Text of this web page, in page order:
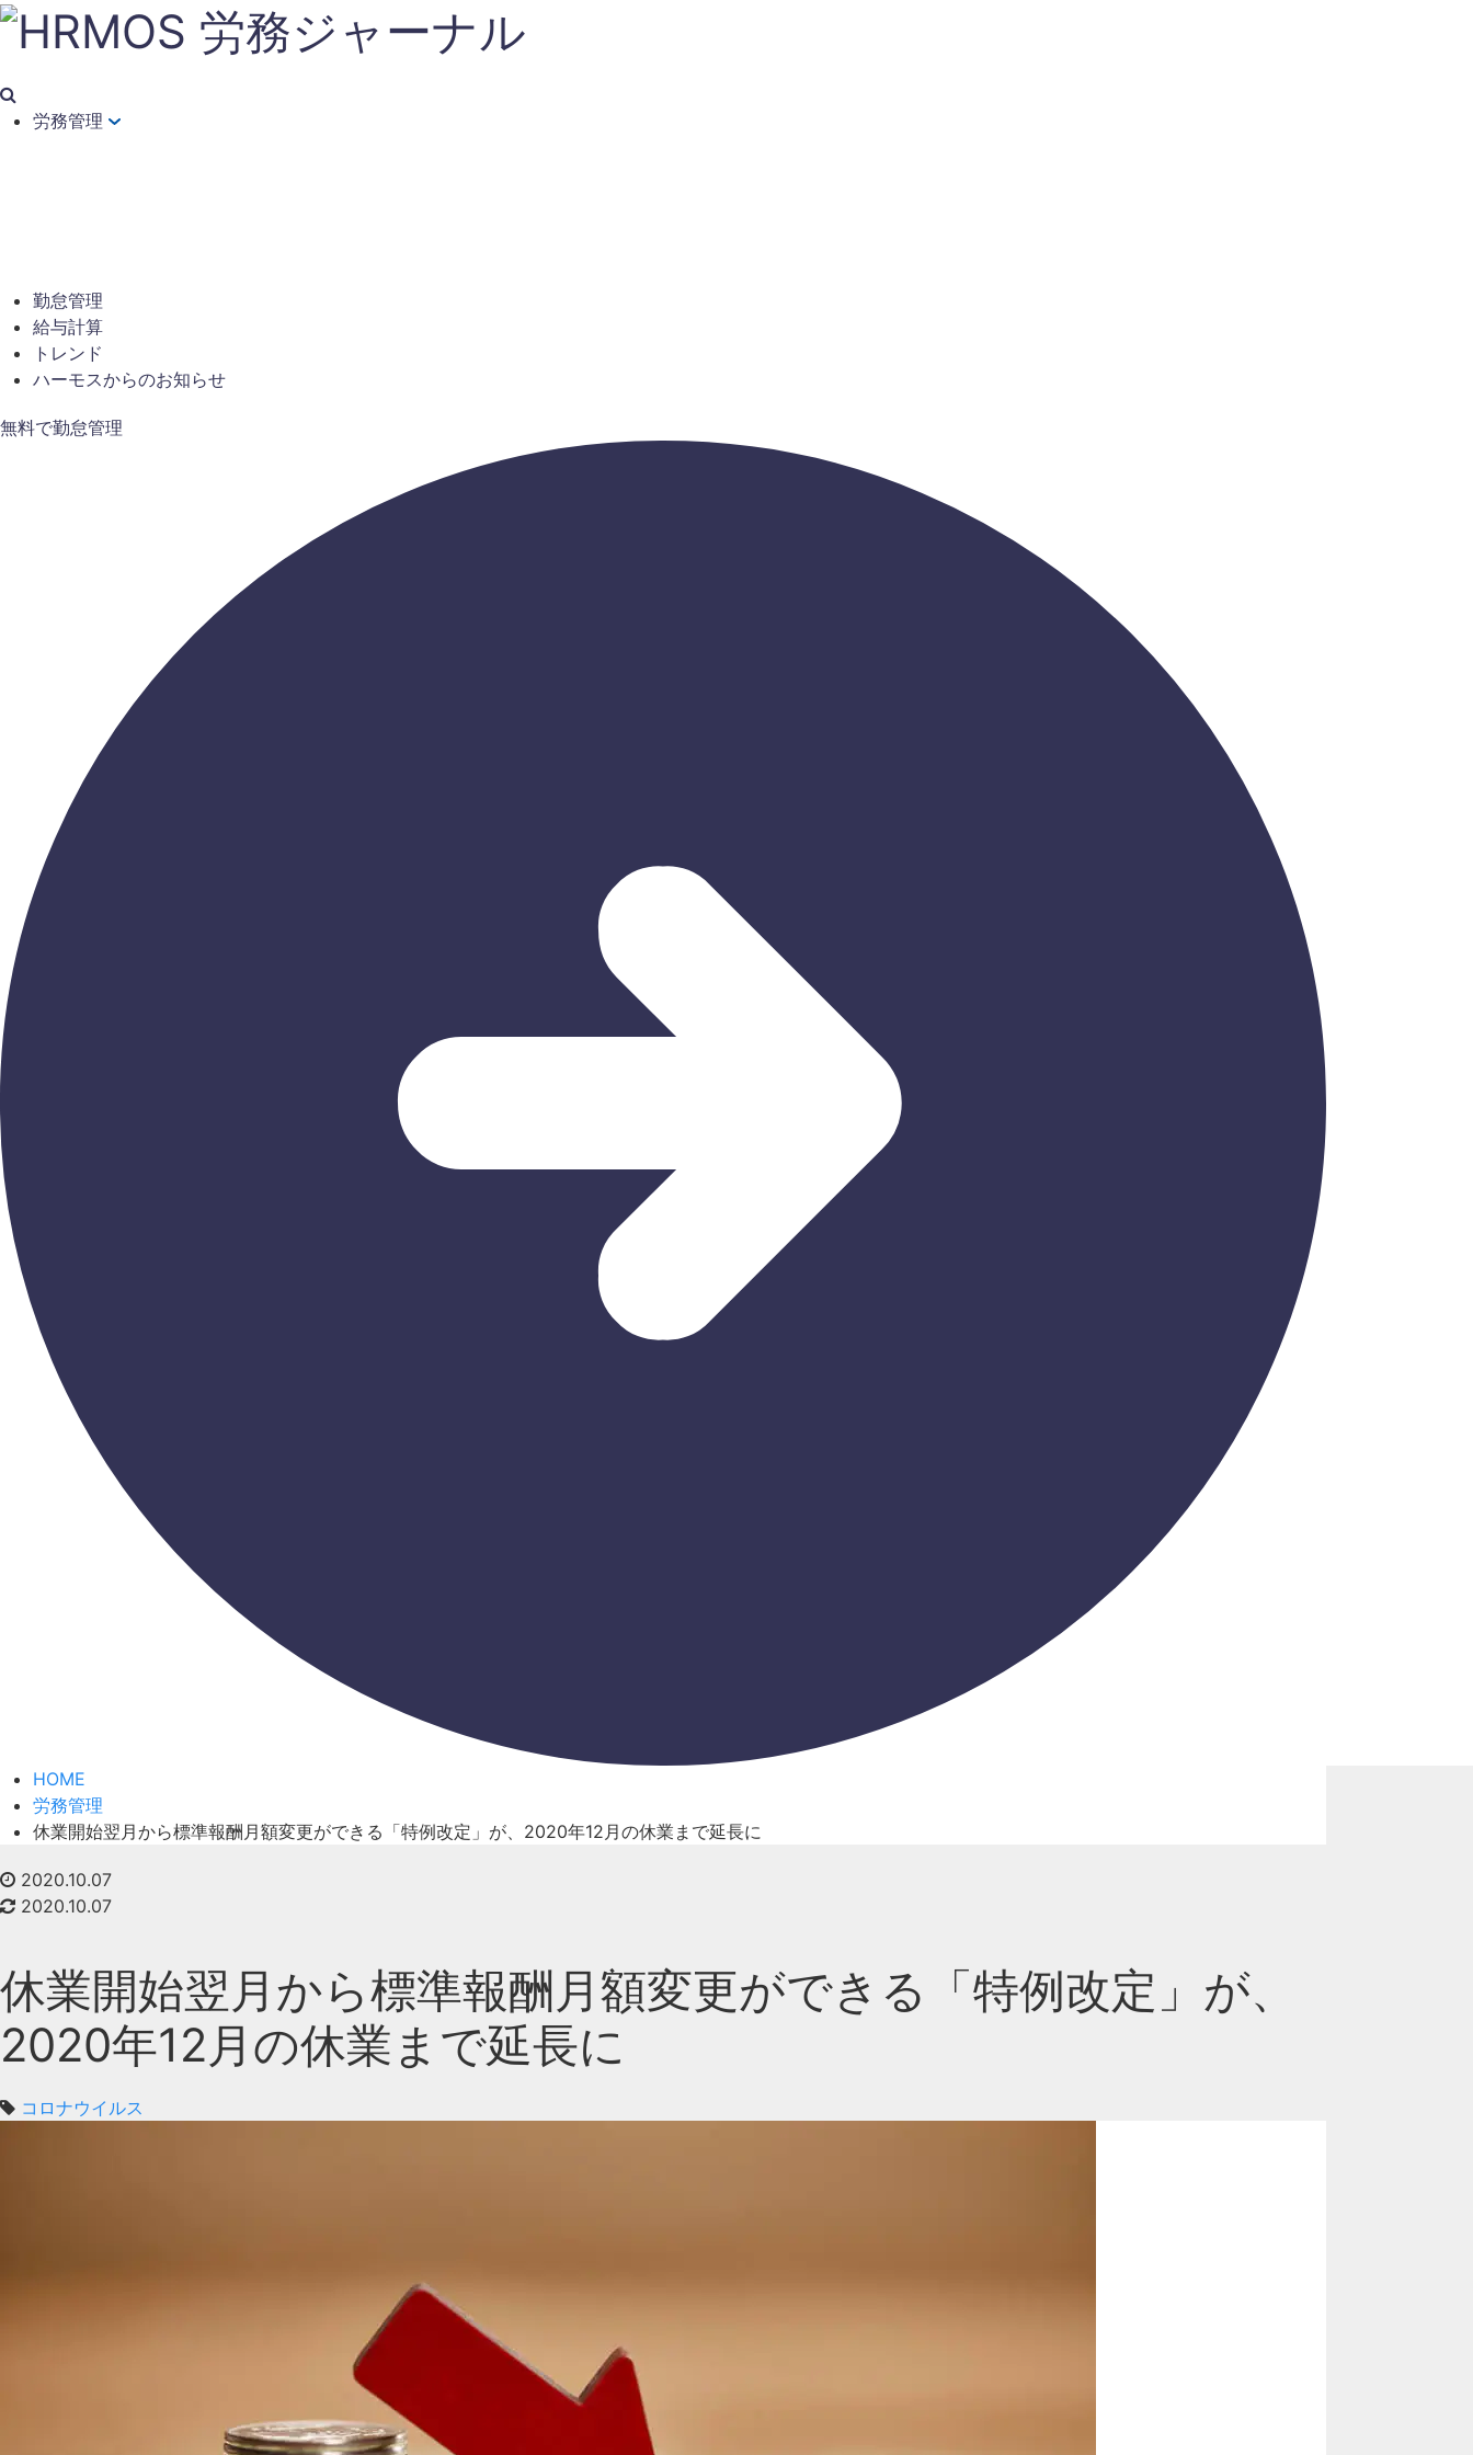
労務管理
勤怠管理
給与計算
トレンド
ハーモスからのお知らせ
無料で勤怠管理
HOME
労務管理
休業開始翌月から標準報酬月額変更ができる「特例改定」が、2020年12月の休業まで延長に
2020.10.07
2020.10.07
休業開始翌月から標準報酬月額変更ができる「特例改定」が、
2020年12月の休業まで延長に
コロナウイルス